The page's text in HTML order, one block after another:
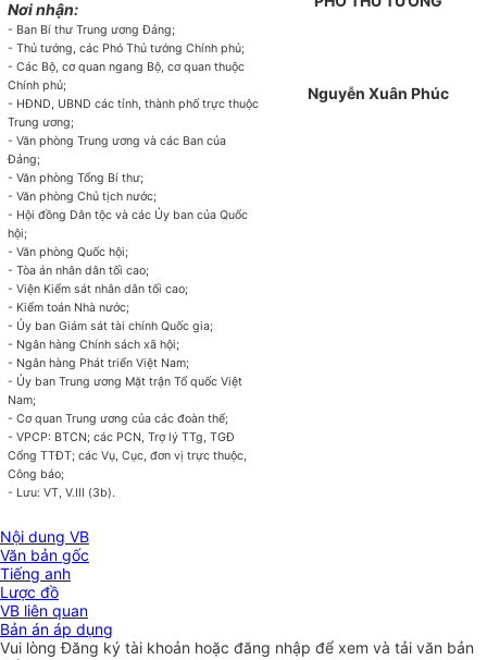
Nơi nhận:
- Ban Bí thư Trung ương Đảng;
- Thủtướng, các Phó Thủ tướng Chính phủ;
- Các Bộ, cơ quan ngang Bộ, cơ quan thuộc
Chính phủ;
- HĐND, UBND các tỉnh, thành phố trực thuộc
Trung ương;
- Văn phòng Trung ương và các Ban của
Đảng;
- Văn phòng Tổng Bí thư;
-Văn phòng Chủ tịch nước;
- Hội đồng Dân tộc và các Ủy ban của Quốc
hội;
- Văn phòng Quốc hội;
- Tòa án nhân dân tối cao;
- Viện Kiểm sát nhân dân tối cao;
- Kiểm toán Nhà nước;
- Ủy ban Giám sát tài chính Quốc gia;
- Ngân hàng Chính sách xã hội;
- Ngân hàng Pháttriển Việt Nam;
- Ủy ban Trung ương Mặttrận Tổ quốc Việt
Nam;
- Cơ quan Trung ương của các đoàn thể;
- VPCP: BTCN; các PCN, Trợ lý TTg, TGĐ
Cổng TTĐT; các Vụ, Cục, đơn vị trực thuộc,
Công báo;
- Lưu: VT,V.III (3b).
Nguyễn Xuân Phúc
Nội dung VB
Văn bản gốc
Tiếng anh
Lược đồ
VB liên quan
Bản án áp dụng
Vui lòngĐăng ký tài khoản hoặc đăng nhập để xem và tải văn bản